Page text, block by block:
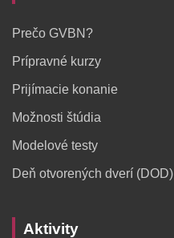
Prečo GVBN?
Prípravné kurzy
Prijímacie konanie
Možnosti štúdia
Modelové testy
Deň otvorených dverí (DOD)
Aktivity